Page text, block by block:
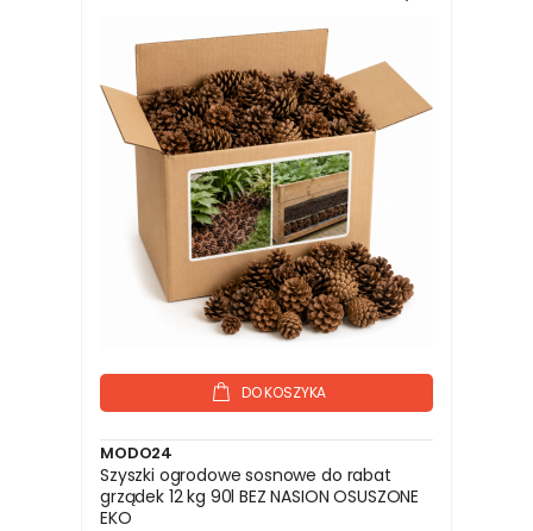
DO KOSZYKA
MODO24
Szyszki ogrodowe sosnowe do rabat
grządek 12 kg 90l BEZ NASION OSUSZONE
EKO